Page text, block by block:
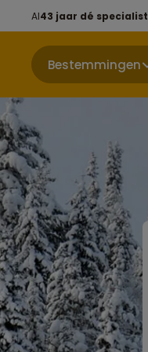
Al43 jaar dé specialist
Bestemmingen